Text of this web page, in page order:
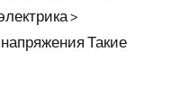
>
Такие